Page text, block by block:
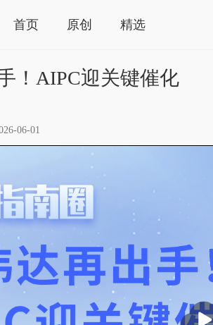
首页 原创 精选
！AIPC迎关键催化
06-01
播
放